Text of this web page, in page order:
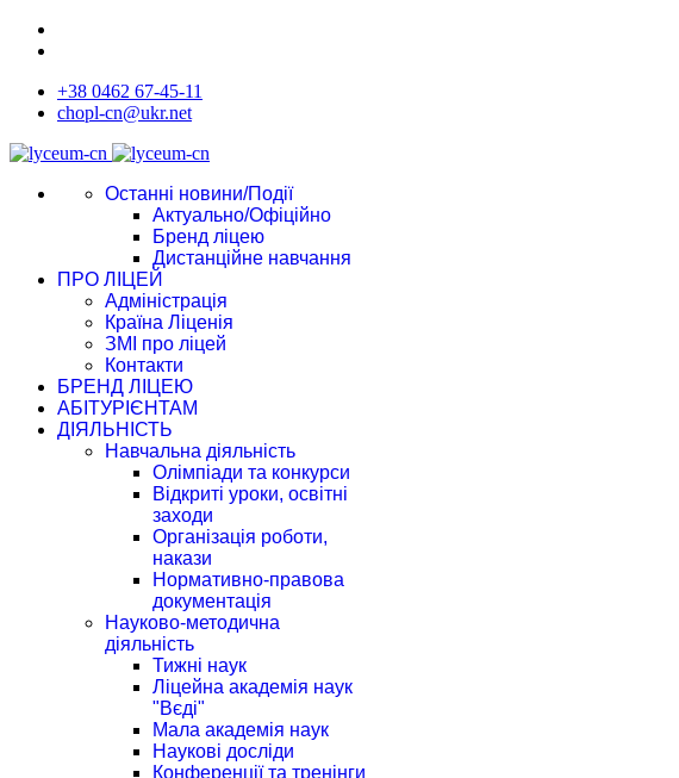
+38 0462 67-45-11
chopl-cn@ukr.net
Останні новини/Події
Актуально/Офіційно
Бренд ліцею
Дистанційне навчання
ПРО ЛІЦЕЙ
Адміністрація
Країна Ліценія
ЗМІ про ліцей
Контакти
БРЕНД ЛІЦЕЮ
АБІТУРІЄНТАМ
ДІЯЛЬНІСТЬ
Навчальна діяльність
Олімпіади та конкурси
Відкриті уроки, освітні
заходи
Організація роботи,
накази
Нормативно-правова
документація
Науково-методична
діяльність
Тижні наук
Ліцейна академія наук
"Вєді"
Мала академія наук
Наукові досліди
Конференції та тренінги